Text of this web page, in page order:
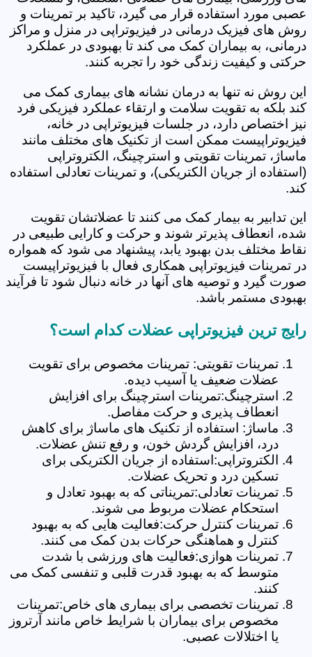
عصبی مورد استفاده قرار می گیرد، تاکید بر تمرینات و
روش های فیزیک درمانی در فیزیوتراپی در منزل و مراکز
درمانی، به بیماران کمک می کند تا بهبودی در عملکرد
حرکتی و کیفیت زندگی خود را تجربه کنند.
این روش نه تنها به درمان نشانه های بیماری کمک می
کند بلکه به تقویت سلامت و ارتقاء عملکرد فیزیکی فرد
نیز اختصاص دارد، در جلسات فیزیوتراپی در خانه،
فیزیوتراپیست ممکن است از تکنیک های مختلف مانند
ماساژ، تمرینات تقویتی و استرچینگ، الکتروتراپی
(استفاده از جریان الکتریکی)، و تمرینات تعادلی استفاده
کند.
این تدابیر به بیمار کمک می کنند تا عضلاتشان تقویت
شده، انعطاف پذیرتر شوند و حرکت و کارایی طبیعی در
نقاط مختلف بدن بهبود یابد، پیشنهاد می شود که همواره
در تمرینات فیزیوتراپی همکاری فعال با فیزیوتراپیست
صورت گیرد و توصیه های آنها در خانه دنبال شود تا فرآیند
بهبودی مستمر باشد.
رایج ترین فیزیوتراپی عضلات کدام است؟
تمرینات تقویتی: تمرینات مخصوص برای تقویت
عضلات ضعیف یا آسیب دیده.
استرچینگ:تمرینات استرچینگ برای افزایش
انعطاف پذیری و حرکت مفاصل.
ماساژ: استفاده از تکنیک های ماساژ برای کاهش
درد، افزایش گردش خون، و رفع تنش عضلات.
الکتروتراپی:استفاده از جریان الکتریکی برای
تسکین درد و تحریک عضلات.
تمرینات تعادلی:تمریناتی که به بهبود تعادل و
استحکام عضلات مربوط می شوند.
تمرینات کنترل حرکت:فعالیت هایی که به بهبود
کنترل و هماهنگی حرکات بدن کمک می کنند.
تمرینات هوازی:فعالیت های ورزشی با شدت
متوسط که به بهبود قدرت قلبی و تنفسی کمک می
کنند.
تمرینات تخصصی برای بیماری های خاص:تمرینات
مخصوص برای بیماران با شرایط خاص مانند آرتروز
یا اختلالات عصبی.